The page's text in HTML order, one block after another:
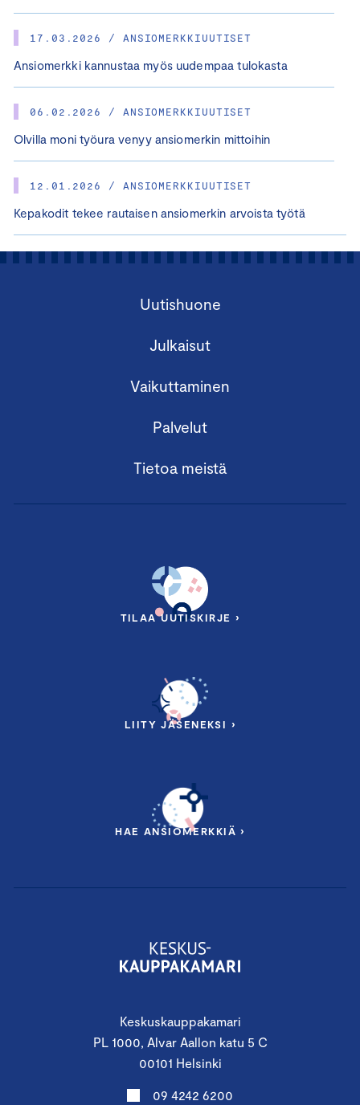
17.03.2026 / ANSIOMERKKIUUTISET
Ansiomerkki kannustaa myös uudempaa tulokasta
06.02.2026 / ANSIOMERKKIUUTISET
Olvilla moni työura venyy ansiomerkin mittoihin
12.01.2026 / ANSIOMERKKIUUTISET
Kepakodit tekee rautaisen ansiomerkin arvoista työtä
Keskuskauppakamari
PL 1000, Alvar Aallon katu 5 C
00101 Helsinki
09 4242 6200
Uutishuone
Julkaisut
Vaikuttaminen
Palvelut
Tietoa meistä
TILAA UUTISKIRJE ›
LIITY JÄSENEKSI ›
HAE ANSIOMERKKIÄ ›